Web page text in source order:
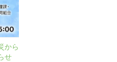
から
せ